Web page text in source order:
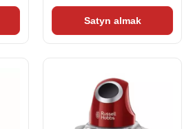
Satyn almak